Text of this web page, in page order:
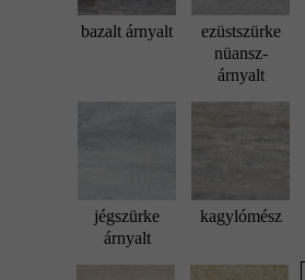
bazalt árnyalt
ezüstszürke
nüansz-
árnyalt
jégszürke
árnyalt
kagylómész